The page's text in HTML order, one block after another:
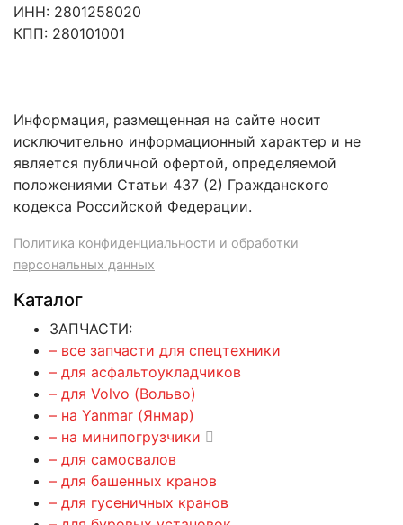
ИНН: 2801258020
КПП: 280101001
Информация, размещенная на сайте носит
исключительно информационный характер и не
является публичной офертой, определяемой
положениями Статьи 437 (2) Гражданского
кодекса Российской Федерации.
Политика конфиденциальности и обработки
персональных данных
Каталог
ЗАПЧАСТИ:
– все запчасти для спецтехники
– для асфальтоукладчиков
– для Volvo (Вольво)
– на Yanmar (Янмар)
– на минипогрузчики
– для самосвалов
– для башенных кранов
– для гусеничных кранов